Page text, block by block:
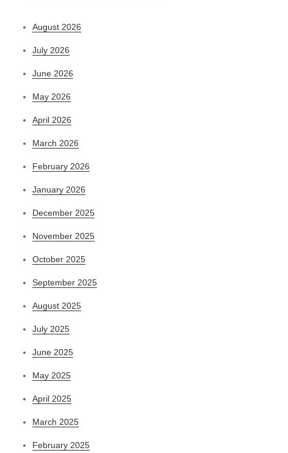
August 2026
July 2026
June 2026
May 2026
April 2026
March 2026
February 2026
January 2026
December 2025
November 2025
October 2025
September 2025
August 2025
July 2025
June 2025
May 2025
April 2025
March 2025
February 2025